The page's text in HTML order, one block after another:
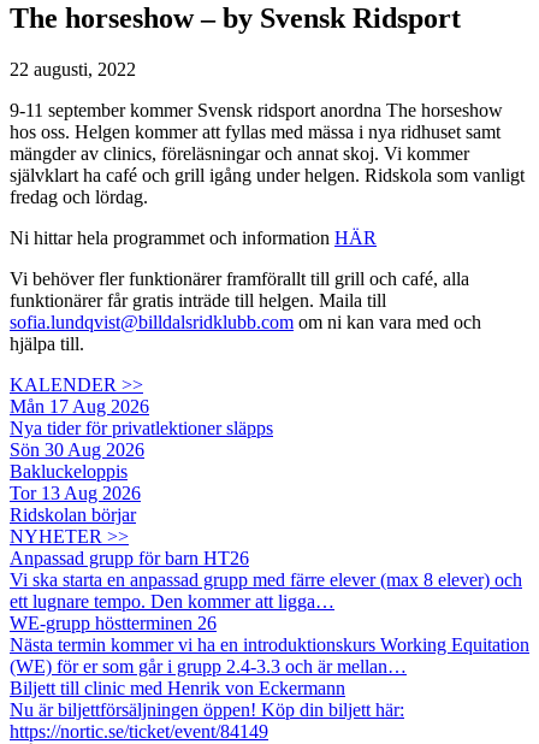
The horseshow – by Svensk Ridsport
22 augusti, 2022
9-11 september kommer Svensk ridsport anordna The horseshow
hos oss. Helgen kommer att fyllas med mässa i nya ridhuset samt
mängder av clinics, föreläsningar och annat skoj. Vi kommer
självklart ha café och grill igång under helgen. Ridskola som vanligt
fredag och lördag.
Ni hittar hela programmet och information HÄR
Vi behöver fler funktionärer framförallt till grill och café, alla
funktionärer får gratis inträde till helgen. Maila till
sofia.lundqvist@billdalsridklubb.com om ni kan vara med och
hjälpa till.
KALENDER >>
Mån 17 Aug 2026
Nya tider för privatlektioner släpps
Sön 30 Aug 2026
Bakluckeloppis
Tor 13 Aug 2026
Ridskolan börjar
NYHETER >>
Anpassad grupp för barn HT26
Vi ska starta en anpassad grupp med färre elever (max 8 elever) och
ett lugnare tempo. Den kommer att ligga…
WE-grupp höstterminen 26
Nästa termin kommer vi ha en introduktionskurs Working Equitation
(WE) för er som går i grupp 2.4-3.3 och är mellan…
Biljett till clinic med Henrik von Eckermann
Nu är biljettförsäljningen öppen! Köp din biljett här:
https://nortic.se/ticket/event/84149